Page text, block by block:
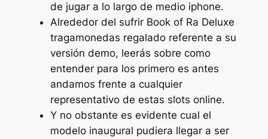
de jugar a lo largo de medio iphone.
Alrededor del sufrir Book of Ra Deluxe
tragamonedas regalado referente a su
versión demo, leerás sobre como
entender para los primero es antes
andamos frente a cualquier
representativo de estas slots online.
Y no obstante es evidente cual el
modelo inaugural pudiera llegar a ser